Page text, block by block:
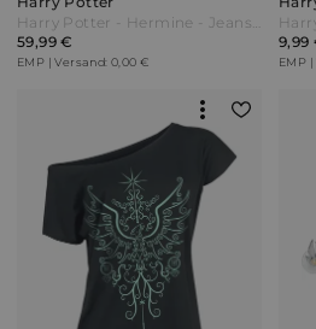
Harry Potter - Hermine - Jeansjacke - washed denim - EMP Exklusiv! Blau
59,99 €
EMP | Versand: 0,00 €
9,99
EMP